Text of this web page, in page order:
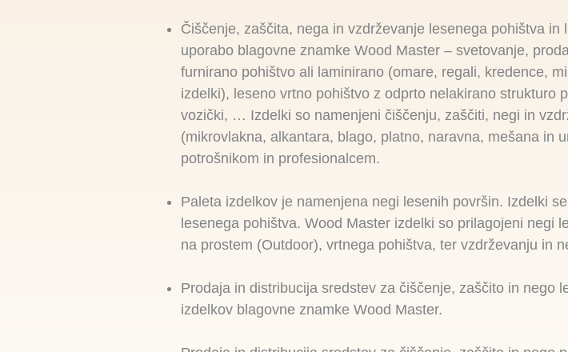
Čiščenje, zaščita, nega in vzdrževanje lesenega pohištva
uporabo blagovne znamke Wood Master – svetovanje,
furnirano pohištvo ali laminirano (omare, regali, kredence,
izdelki), leseno vrtno pohištvo z odprto nelakirano strukturo
vozički, … Izdelki so namenjeni čiščenju, zaščiti, negi in
(mikrovlakna, alkantara, blago, platno, naravna, mešana in
potrošnikom in profesionalcem.
Paleta izdelkov je namenjena negi lesenih površin. Izdelki
lesenega pohištva. Wood Master izdelki so prilagojeni negi
na prostem (Outdoor), vrtnega pohištva, ter vzdrževanju in
Prodaja in distribucija sredstev za čiščenje, zaščito in nego
izdelkov blagovne znamke Wood Master.